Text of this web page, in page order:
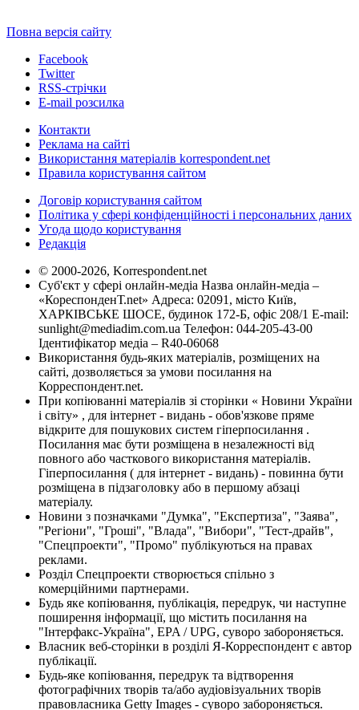
Повна версія сайту
Facebook
Twitter
RSS-стрічки
E-mail розсилка
Контакти
Реклама на сайті
Використання матеріалів korrespondent.net
Правила користування сайтом
Договір користування сайтом
Політика у сфері конфіденційності і персональних даних
Угода щодо користування
Редакція
© 2000-2026, Korrespondent.net
Суб'єкт у сфері онлайн-медіа Назва онлайн-медіа –
«КореспонденТ.net» Адреса: 02091, місто Київ,
ХАРКІВСЬКЕ ШОСЕ, будинок 172-Б, офіс 208/1 E-mail:
sunlight@mediadim.com.ua Телефон: 044-205-43-00
Ідентифікатор медіа – R40-06068
Використання будь-яких матеріалів, розміщених на
сайті, дозволяється за умови посилання на
Корреспондент.net.
При копіюванні матеріалів зі сторінки « Новини України
і світу» , для інтернет - видань - обов'язкове пряме
відкрите для пошукових систем гіперпосилання .
Посилання має бути розміщена в незалежності від
повного або часткового використання матеріалів.
Гіперпосилання ( для інтернет - видань) - повинна бути
розміщена в підзаголовку або в першому абзаці
матеріалу.
Новини з позначками "Думка", "Експертиза", "Заява",
"Регіони", "Гроші", "Влада", "Вибори", "Тест-драйв",
"Спецпроекти", "Промо" публікуються на правах
реклами.
Розділ Спецпроекти створюється спільно з
комерційними партнерами.
Будь яке копіювання, публікація, передрук, чи наступне
поширення інформації, що містить посилання на
"Інтерфакс-Україна", EPA / UPG, суворо забороняється.
Власник веб-сторінки в розділі Я-Корреспондент є автор
публікації.
Будь-яке копіювання, передрук та відтворення
фотографічних творів та/або аудіовізуальних творів
правовласника Getty Images - суворо забороняється.